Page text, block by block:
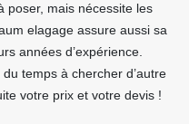
poser, mais nécessite les
elagage assure aussi sa
années d’expérience.
temps à chercher d’autre
votre prix et votre devis !